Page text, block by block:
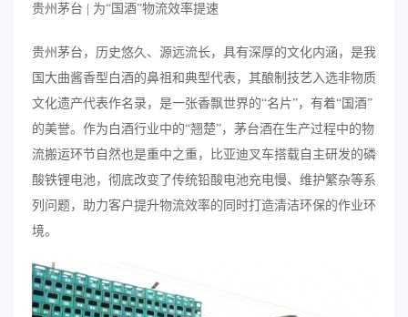
贵州茅台 | 为“国酒”物流效率提速
贵州茅台，历史悠久、源远流长，具有深厚的文化内涵，是我
国大曲酱香型白酒的鼻祖和典型代表，其酿制技艺入选非物质
文化遗产代表作名录，是一张香飘世界的“名片”，有着“国酒”
的美誉。作为白酒行业中的“翘楚”，茅台酒在生产过程中的物
流搬运环节自然也是重中之重，比亚迪叉车搭载自主研发的磷
酸铁锂电池，彻底改变了传统铅酸电池充电慢、维护繁杂等系
列问题，助力客户提升物流效率的同时打造清洁环保的作业环
境。